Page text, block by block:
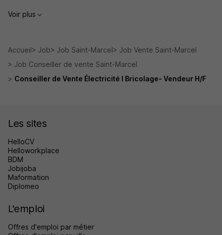
Voir plus
Accueil Job Job Saint-Marcel
Job Vente Saint-Marcel
Job Conseiller de vente Saint-Marcel
Conseiller de Vente Électricité I Bricolage- Vendeur H/F
Les sites
HelloCV
Helloworkplace
BDM
Jobijoba
Maformation
Diplomeo
L'emploi
Offres d'emploi par métier